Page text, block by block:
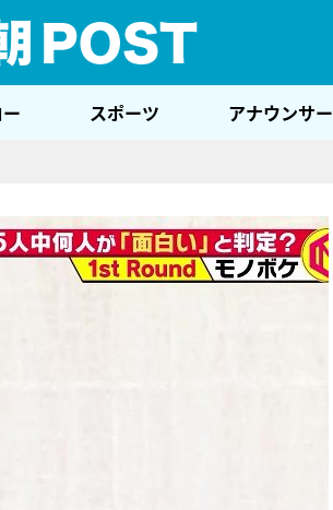
スポーツ アナウンサー